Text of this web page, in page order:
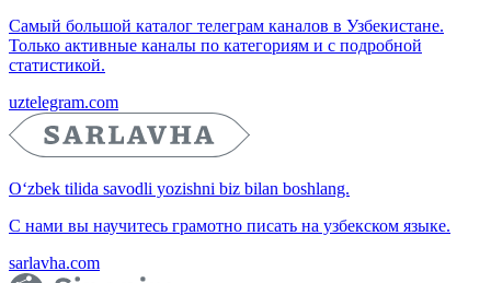
Самый большой каталог телеграм каналов в Узбекистане.
Только активные каналы по категориям и с подробной
статистикой.
uztelegram.com
O‘zbek tilida savodli yozishni biz bilan boshlang.
С нами вы научитесь грамотно писать на узбекском языке.
sarlavha.com